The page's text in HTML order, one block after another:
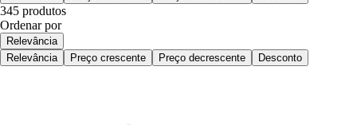
345 produtos
Ordenar por
Relevância
Relevância
Preço crescente Preço decrescente Desconto